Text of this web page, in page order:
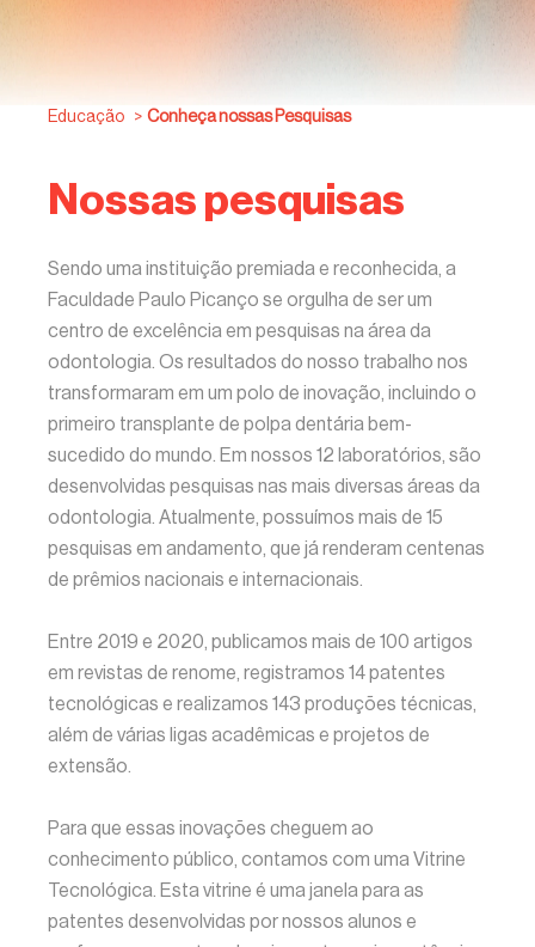
Educação > Conheça nossas Pesquisas
Nossas pesquisas
Sendo uma instituição premiada e reconhecida, a
Faculdade Paulo Picanço se orgulha de ser um
centro de excelência em pesquisas na área da
odontologia. Os resultados do nosso trabalho nos
transformaram em um polo de inovação, incluindo o
primeiro transplante de polpa dentária bem-
sucedido do mundo. Em nossos 12 laboratórios, são
desenvolvidas pesquisas nas mais diversas áreas da
odontologia. Atualmente, possuímos mais de 15
pesquisas em andamento, que já renderam centenas
de prêmios nacionais e internacionais.
Entre 2019 e 2020, publicamos mais de 100 artigos
em revistas de renome, registramos 14 patentes
tecnológicas e realizamos 143 produções técnicas,
além de várias ligas acadêmicas e projetos de
extensão.
Para que essas inovações cheguem ao
conhecimento público, contamos com uma Vitrine
Tecnológica. Esta vitrine é uma janela para as
patentes desenvolvidas por nossos alunos e